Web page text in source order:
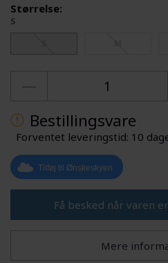
Størrelse:
S
Bestillingsvare
Forventet leveringstid: 10
Tilføj til Ønskeskyen
Få besked når varen
Mere